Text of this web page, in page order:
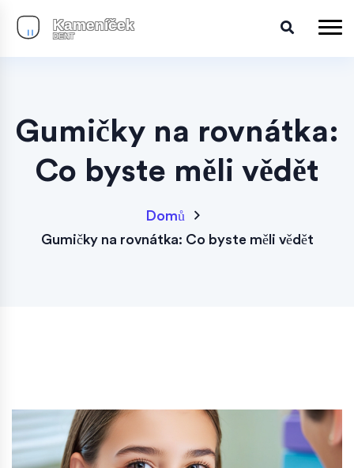
Gumičky na rovnátka:
Co byste měli vědět
Domů
Gumičky na rovnátka: Co byste měli vědět